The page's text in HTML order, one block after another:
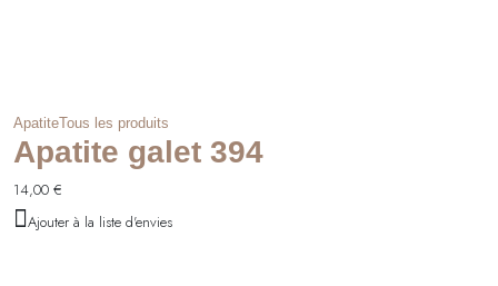
ApatiteTous les produits
Apatite galet 394
14,00 €
Ajouter à la liste d'envies